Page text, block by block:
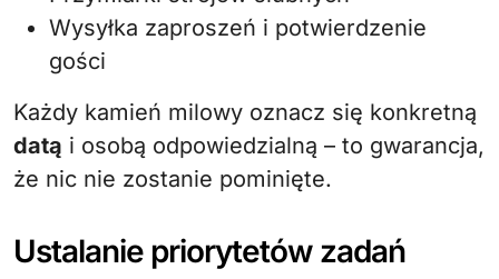
Wysyłka zaproszeń i potwierdzenie
gości
Każdy kamień milowy oznacz się konkretną
datą i osobą odpowiedzialną – to gwarancja,
że nic nie zostanie pominięte.
Ustalanie priorytetów zadań